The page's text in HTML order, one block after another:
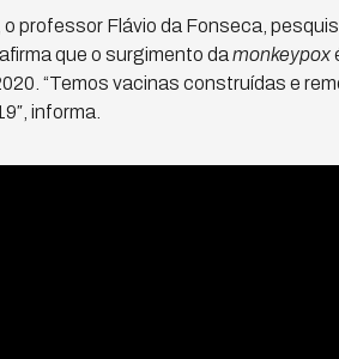
professor Flávio da Fonseca,
que o surgimento da monkeypox
“Temos vacinas construídas e
informa.